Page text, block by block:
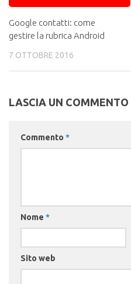
Google contatti: come
gestire la rubrica Android
7 OTTOBRE 2016
LASCIA UN COMMENTO
Commento *
Nome *
Sito web